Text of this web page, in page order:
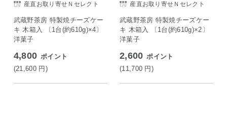
産直お取り寄せＮセレクト
武蔵野茶房 特製焼チーズケー
キ 木箱入 〔1台(約610g)×4〕
洋菓子
4,800 ポイント
(21,600 円)
産直お取り寄せＮセレクト
武蔵野茶房 特製焼チーズケー
キ 木箱入 〔1台(約610g)×2〕
洋菓子
2,600 ポイント
(11,700 円)